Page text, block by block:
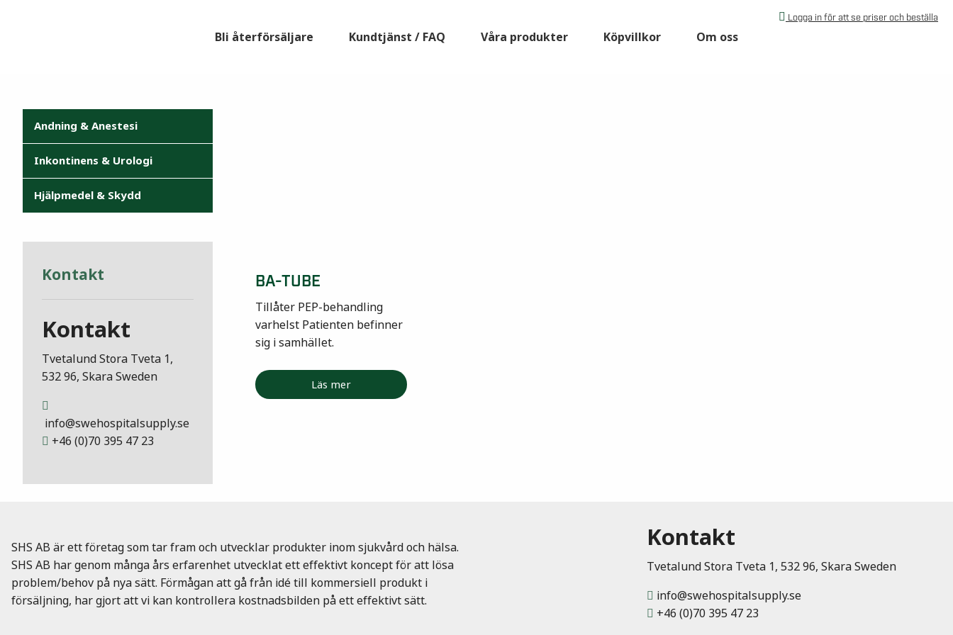
Bli återförsäljare Kundtjänst / FAQ Våra produkter Köpvillkor Om oss
Logga in för att se priser och beställa
Andning & Anestesi
Inkontinens & Urologi
Hjälpmedel & Skydd
Kontakt
Kontakt
Tvetalund Stora Tveta 1,
532 96, Skara Sweden
info@swehospitalsupply.se
+46 (0)70 395 47 23
BA-TUBE
Tillåter PEP-behandling
varhelst Patienten befinner
sig i samhället.
Läs mer
SHS AB är ett företag som tar fram och utvecklar produkter inom sjukvård och hälsa.
SHS AB har genom många års erfarenhet utvecklat ett effektivt koncept för att lösa
problem/behov på nya sätt. Förmågan att gå från idé till kommersiell produkt i
försäljning, har gjort att vi kan kontrollera kostnadsbilden på ett effektivt sätt.
Kontakt
Tvetalund Stora Tveta 1, 532 96, Skara Sweden
info@swehospitalsupply.se
+46 (0)70 395 47 23